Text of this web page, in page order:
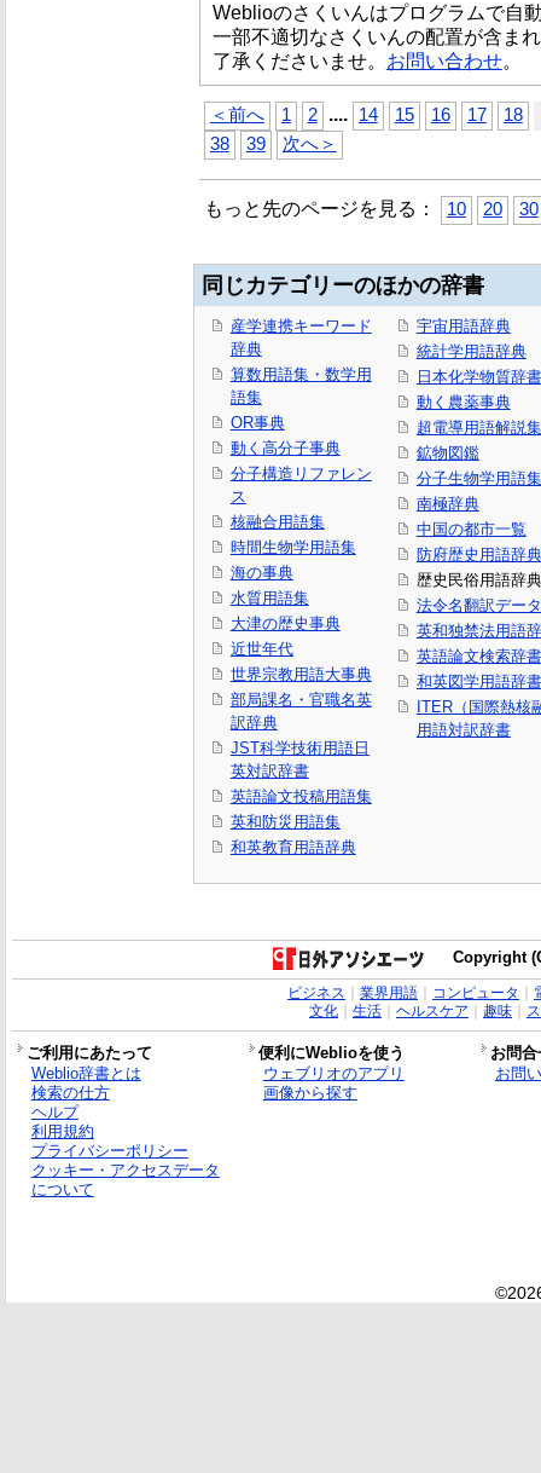
Weblioのさくいんはプログラムで自
一部不適切なさくいんの配置が含ま
了承くださいませ。 お問い合わせ。
＜前へ 1 2 .... 14 15 16 17 18
38
39 次へ＞
もっと先のページを見る： 10 20 30
同じカテゴリーのほかの辞書
産学連携キーワード
辞典
算数用語集・数学用
語集
OR事典
動く高分子事典
分子構造リファレン
ス
核融合用語集
時間生物学用語集
海の事典
水質用語集
大津の歴史事典
近世年代
世界宗教用語大事典
部局課名・官職名英
訳辞典
JST科学技術用語日
英対訳辞書
英語論文投稿用語集
英和防災用語集
和英教育用語辞典
宇宙用語辞典
統計学用語辞典
日本化学物質辞
動く農薬事典
超電導用語解説集
鉱物図鑑
分子生物学用語集
南極辞典
中国の都市一覧
防府歴史用語辞典
歴史民俗用語辞典
法令名翻訳データ
英和独禁法用語
英語論文検索辞書
和英図学用語辞書
ITER（国際熱核
用語対訳辞書
Copyright
ビジネス 業界用語｜ コンピュータ
文化｜ 生活｜ ヘルスケア 趣味｜
ご利用にあたって 便利にWeblioを使う
お問
Weblio辞書とは
検索の仕方
ヘルプ
利用規約
プライバシーポリシー
クッキー・アクセスデータ
について
ウェブリオのアプリ
画像から探す
お問